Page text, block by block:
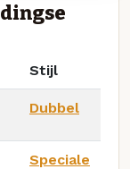
Stijl
Dubbel
Speciale